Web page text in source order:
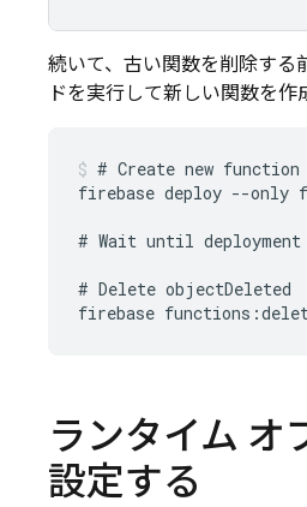
続いて、古い関数を削除する
ドを実行して新しい関数を作
# Create new
firebase deploy --only
# Wait until
# Delete objectDeleted
ランタイム オ
設定する